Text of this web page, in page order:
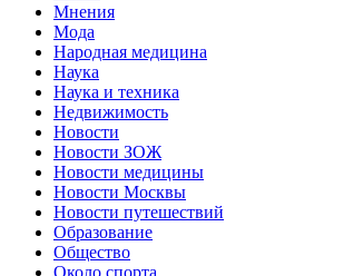
Мнения
Мода
Народная медицина
Наука
Наука и техника
Недвижимость
Новости
Новости ЗОЖ
Новости медицины
Новости Москвы
Новости путешествий
Образование
Общество
Около спорта